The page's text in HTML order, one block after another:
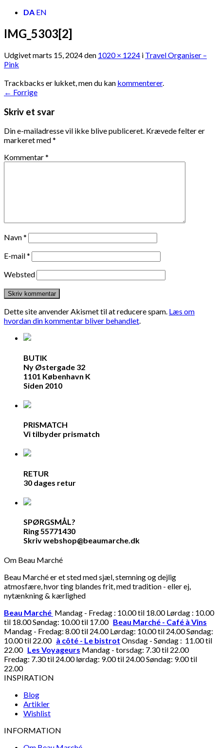
DA EN
IMG_5303[2]
Udgivetmarts 15, 2024den 1020 × 1224 i Travel Organiser –
Pink
Trackbacks er lukket, men du kan kommenterer.
← Forrige
Skriv et svar
Din e-mailadresse vil ikke blive publiceret. Krævede felter er
markeret med*
Kommentar*
Navn*
E-mail*
Websted
Dette site anvender Akismet til at reducere spam. Læs om
hvordan din kommentar bliver behandlet.
BUTIK
Ny Østergade 32
1101 København K
Siden 2010
PRISMATCH
Vi tilbyder prismatch
RETUR
30 dages retur
SPØRGSMÅL?
Ring 55771430
Skriv webshop@beaumarche.dk
Om Beau Marché
Beau Marché er et sted med sjæl, stemning og dejlig
atmosfære, hvor ting blandes frit, med tradition - eller ej,
nytænkning & kærlighed
Beau Marché Mandag - Fredag : 10.00 til 18.00 Lørdag : 10.00
til 18.00 Søndag: 10.00 til 17.00 Beau Marché - Café à Vins
Mandag - Fredag: 8.00 til 24.00 Lørdag: 10.00 til 24.00 Søndag:
10.00 til 22.00 à côté - Le bistrot Onsdag - Søndag : 11.00 til
22.00 Les Voyageurs Mandag - torsdag: 7.30 til 22.00
Fredag: 7.30 til 24.00 lørdag: 9.00 til 24.00 Søndag: 9.00 til
22.00
INSPIRATION
Blog
Artikler
Wishlist
INFORMATION